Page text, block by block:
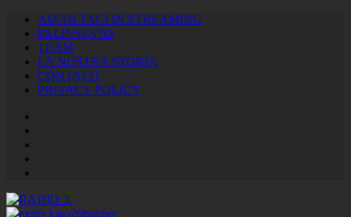
ASCOLTACI IN STREAMING
PALINSESTO
TEAM
LA NOSTRA STORIA
CONTATTI
PRIVACY POLICY